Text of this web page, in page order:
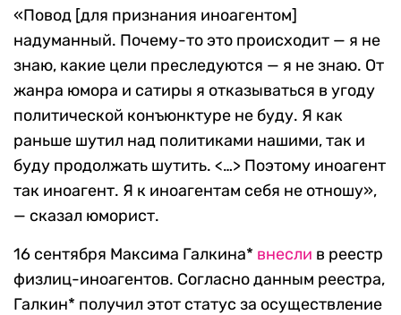
«Повод [для признания иноагентом]
надуманный. Почему-то это происходит — я не
знаю, какие цели преследуются — я не знаю. От
жанра юмора и сатиры я отказываться в угоду
политической конъюнктуре не буду. Я как
раньше шутил над политиками нашими, так и
буду продолжать шутить. <…> Поэтому иноагент
так иноагент. Я к иноагентам себя не отношу»,
— сказал юморист.
16 сентября Максима Галкина* внесли в реестр
физлиц-иноагентов. Cогласно данным реестра,
Галкин* получил этот статус за осуществление